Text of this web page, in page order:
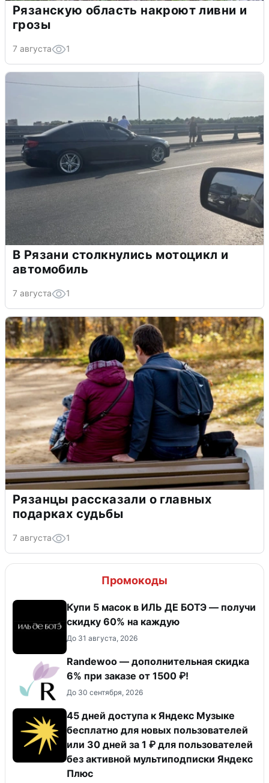
Рязанскую область накроют ливни и
грозы
7 августа 1
В Рязани столкнулись мотоцикл и
автомобиль
7 августа 1
Рязанцы рассказали о главных
подарках судьбы
7 августа 1
Промокоды
Купи 5 масок в ИЛЬ ДЕ БОТЭ — получи
скидку 60% на каждую
До 31 августа, 2026
Randewoo — дополнительная скидка
6% при заказе от 1500 ₽!
До 30 сентября, 2026
45 дней доступа к Яндекс Музыке
бесплатно для новых пользователей
или 30 дней за 1 ₽ для пользователей
без активной мультиподписки Яндекс
Плюс